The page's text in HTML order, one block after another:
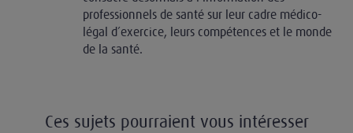
professionnels de santé sur leur cadre médico-
légal d’exercice, leurs compétences et le monde
de la santé.
Ces sujets pourraient vous intéresser